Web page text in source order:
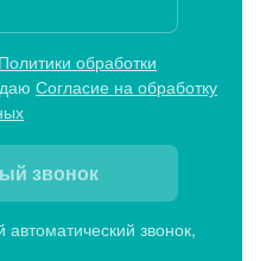
Политики обработки
Согласие на обработку
звонок
звонок,